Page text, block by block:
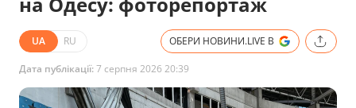
UA RU ОБЕРИ НОВИНИ.LIVE В
Дата публікації:7 серпня 2026 20:39